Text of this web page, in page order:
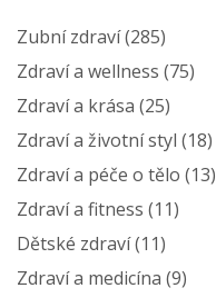
Zubní zdraví(285)
Zdraví a wellness (75)
Zdraví a krása (25)
Zdraví a životní styl (18)
Zdraví a péče o tělo (13)
Zdraví a fitness (11)
Dětské zdraví(11)
Zdraví a medicína (9)